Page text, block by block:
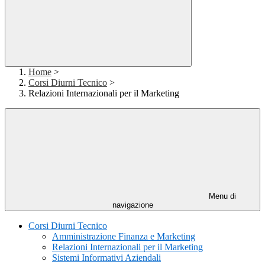
Home >
Corsi Diurni Tecnico >
Relazioni Internazionali per il Marketing
Menu di
navigazione
Corsi Diurni Tecnico
Amministrazione Finanza e Marketing
Relazioni Internazionali per il Marketing
Sistemi Informativi Aziendali